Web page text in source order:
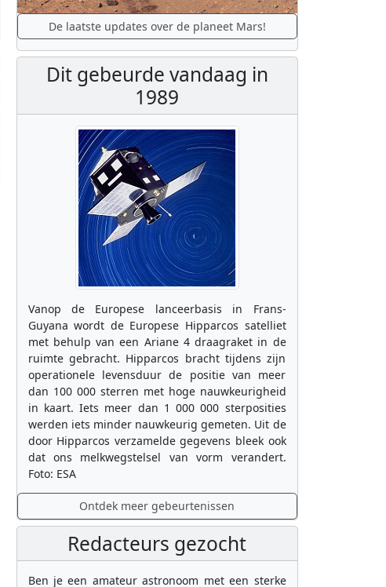
De laatste updates over de planeet Mars!
Dit gebeurde vandaag in
1989
Vanop de Europese lanceerbasis in Frans-
Guyana wordt de Europese Hipparcos satelliet
met behulp van een Ariane 4 draagraket in de
ruimte gebracht. Hipparcos bracht tijdens zijn
operationele levensduur de positie van meer
dan 100 000 sterren met hoge nauwkeurigheid
in kaart. Iets meer dan 1 000 000 sterposities
werden iets minder nauwkeurig gemeten. Uit de
door Hipparcos verzamelde gegevens bleek ook
dat ons melkwegstelsel van vorm verandert.
Foto: ESA
Ontdek meer gebeurtenissen
Redacteurs gezocht
Ben je een amateur astronoom met een sterke